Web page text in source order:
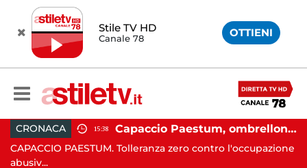
Stile TV HD
Canale 78 OTTIENI
CRONACA 15:38 Capaccio Paestum, ombrellone selvaggio: blitz della Municipale, sgomberate tutte le spiagge libere
CAPACCIO PAESTUM. Tolleranza zero contro l'occupazione
abusiv...